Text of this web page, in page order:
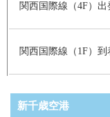
関西国際線（4F）
関西国際線（1F）
新千歳空港